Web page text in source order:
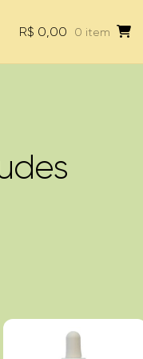
R$ 0,00 0 item